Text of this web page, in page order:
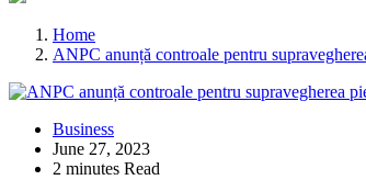
Home
ANPC anunță controale pentru
Business
June 27, 2023
2 minutes Read